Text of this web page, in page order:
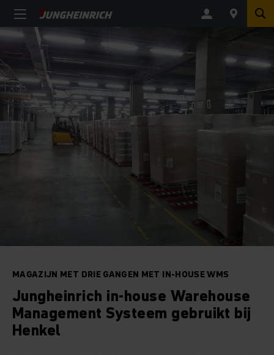
MAGAZIJN MET DRIE GANGEN MET IN-HOUSE WMS
Jungheinrich in-house Warehouse
Management Systeem gebruikt bij
Henkel